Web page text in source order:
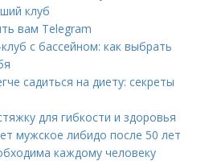
клуб
вам Telegram
с бассейном: как выбрать
садиться на диету: секреты
для гибкости и здоровья
мужское либидо после 50 лет
каждому человеку